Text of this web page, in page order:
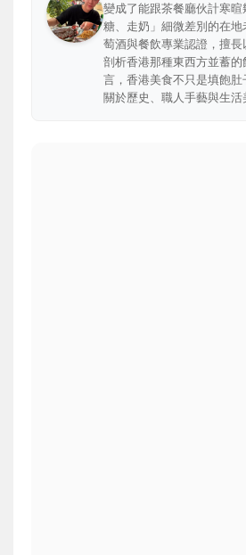
變成了能跟茶餐廳伙計寒
糖、走奶」細微差別的在
萄酒與餐飲專業認證，擅長
剖析香港那種東西方並蓄
言，香港美食不只是填飽
關於歷史、職人手藝與生活